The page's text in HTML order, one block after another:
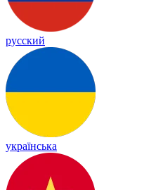
русский
українська